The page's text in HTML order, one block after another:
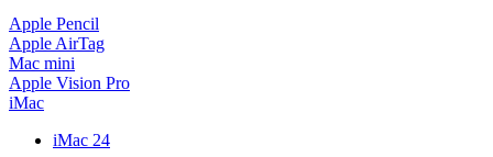
Apple Pencil
Apple AirTag
Mac mini
Apple Vision Pro
iMac
iMac 24